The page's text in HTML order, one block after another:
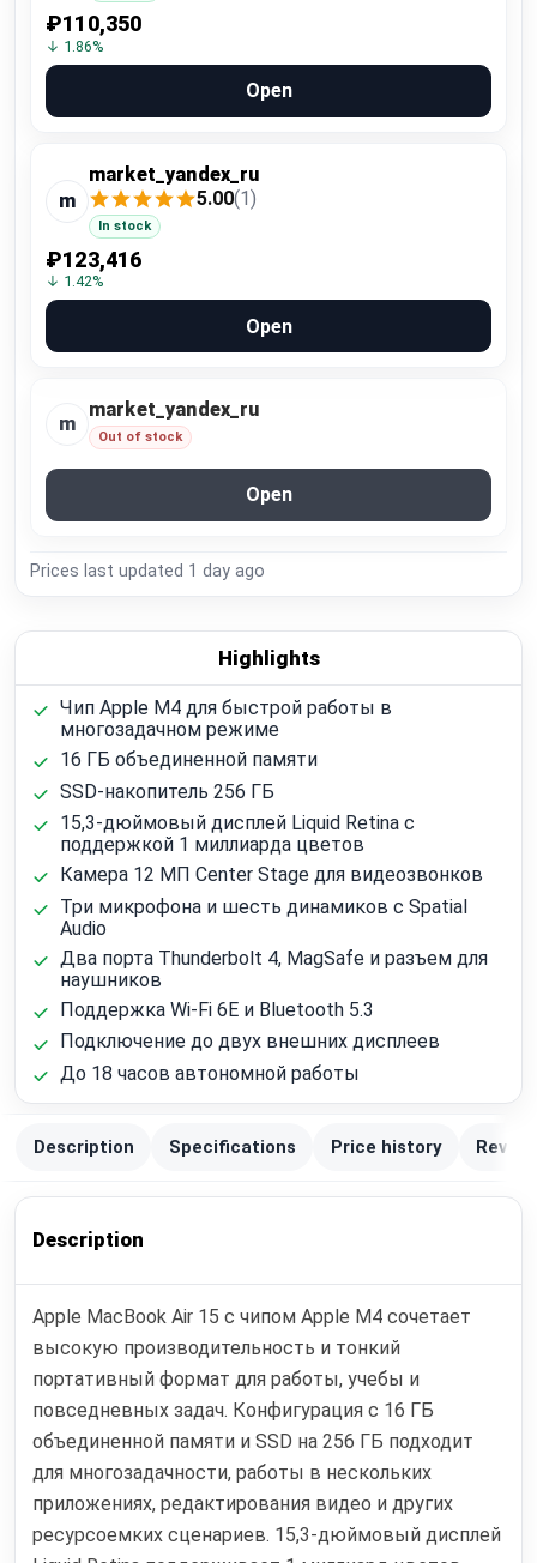
₽110,350
↓ 1.86%
Open
m
market_yandex_ru
5.00(1)
In stock
₽123,416
↓ 1.42%
Open
m
market_yandex_ru
Out of stock
Open
Prices last updated 1 day ago
Highlights
Чип Apple M4 для быстрой работы в
многозадачном режиме
16 ГБ объединенной памяти
SSD-накопитель 256 ГБ
15,3-дюймовый дисплей Liquid Retina с
поддержкой 1 миллиарда цветов
Камера 12 МП Center Stage для видеозвонков
Три микрофона и шесть динамиков с Spatial
Audio
Два порта Thunderbolt 4, MagSafe и разъем для
наушников
Поддержка Wi‑Fi 6E и Bluetooth 5.3
Подключение до двух внешних дисплеев
До 18 часов автономной работы
Description Specifications Price history
Description
Apple MacBook Air 15 с чипом Apple M4 сочетает
высокую производительность и тонкий
портативный формат для работы, учебы и
повседневных задач. Конфигурация с 16 ГБ
объединенной памяти и SSD на 256 ГБ подходит
для многозадачности, работы в нескольких
приложениях, редактирования видео и других
ресурсоемких сценариев. 15,3-дюймовый дисплей